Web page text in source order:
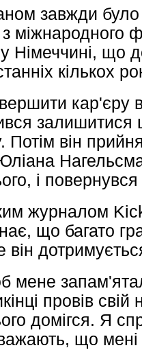
завжди
міжнародного
Німеччині, що
кількох
кар'єру
Потім він
і
журналом
що багато
мене
провів
домігся. Я
що